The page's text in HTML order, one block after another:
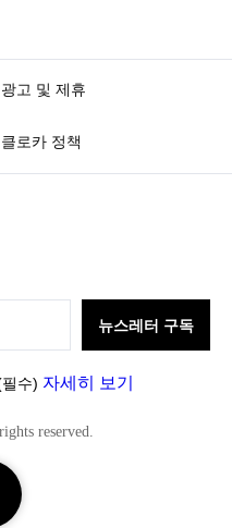
광고 및 제휴
클로카 정책
뉴스레터 구독
수) 자세히 보기
reserved.